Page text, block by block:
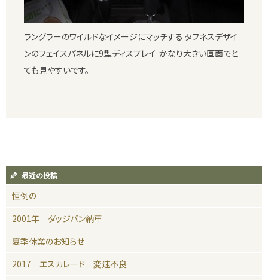
ラングラーのワイルドなイメージにマッチする タフネスデザイ
ンのフェイスパネルに9型ディスプレイ かなり大きい画面でと
ても見やすいです。
最近の投稿
恒例の
2001年 ダッジバン納車
夏季休業のお知らせ
2017 エスカレード 変速不良